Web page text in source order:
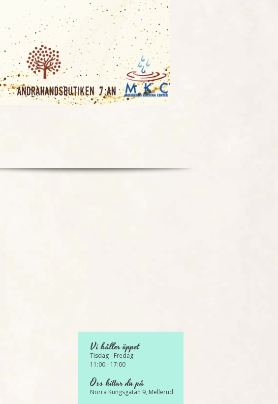
Vi håller öppet
Tisdag - Fredag
11:00 - 17:00
Oss hittar du på
Norra Kungsgatan 9, Mellerud